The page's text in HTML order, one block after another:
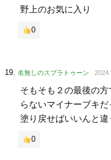
野上のお気に入り
0
名無しのスプラトゥーン
そもそも２の最後の
らないマイナーブキだ
塗り戻せばいいんと違
0